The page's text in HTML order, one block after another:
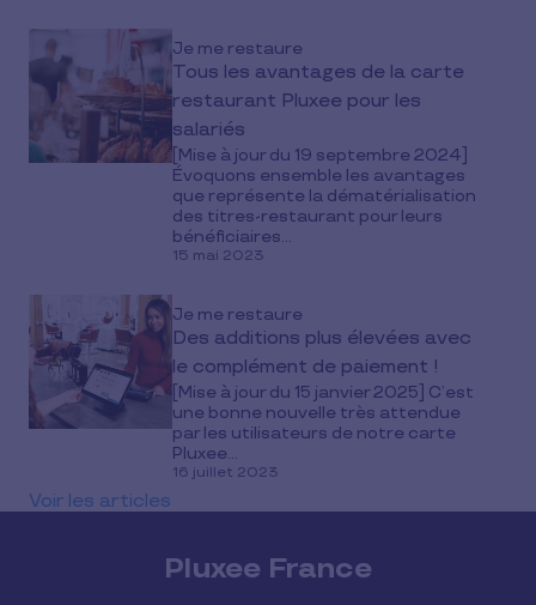
Je me restaure
Tous les avantages de la carte
restaurant Pluxee pour les
salariés
[Mise à jour du 19 septembre 2024]
Évoquons ensemble les avantages
que représente la dématérialisation
des titres-restaurant pour leurs
bénéficiaires...
15 mai 2023
Je me restaure
Des additions plus élevées avec
le complément de paiement !
[Mise à jour du 15 janvier 2025] C’est
une bonne nouvelle très attendue
par les utilisateurs de notre carte
Pluxee...
16 juillet 2023
Voir les articles
Pluxee France